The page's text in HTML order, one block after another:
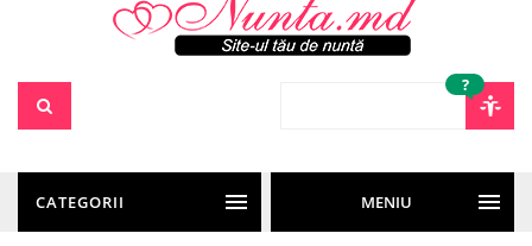
?
CATEGORII MENIU